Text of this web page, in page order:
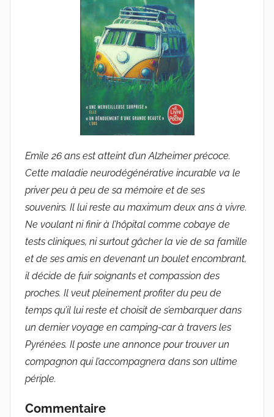
d
e
G
r
i
e
s
r
Emile 26 ans est atteint d’un Alzheimer précoce.
Cette maladie neurodégénérative incurable va le
priver peu à peu de sa mémoire et de ses
souvenirs. Il lui reste au maximum deux ans à vivre.
Ne voulant ni finir à l’hôpital comme cobaye de
tests cliniques, ni surtout gâcher la vie de sa famille
et de ses amis en devenant un boulet encombrant,
il décide de fuir soignants et compassion des
proches. Il veut pleinement profiter du peu de
temps qu’il lui reste et choisit de s’embarquer dans
un dernier voyage en camping-car à travers les
Pyrénées. Il poste une annonce pour trouver un
compagnon qui l’accompagnera dans son ultime
périple.
Commentaire